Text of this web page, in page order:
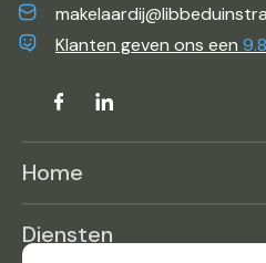
Klanten geven ons een 9.8
Home
Aanbod
Makelaar in de buurt
Diensten